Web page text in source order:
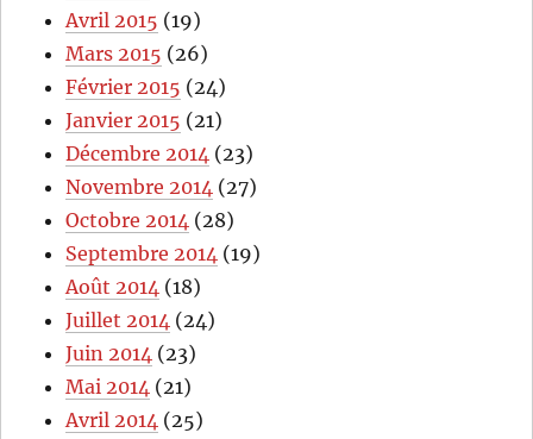
Avril 2015 (19)
Mars 2015 (26)
Février 2015 (24)
Janvier 2015 (21)
Décembre 2014 (23)
Novembre 2014 (27)
Octobre 2014 (28)
Septembre 2014 (19)
Août 2014 (18)
Juillet 2014 (24)
Juin 2014 (23)
Mai 2014 (21)
Avril 2014 (25)